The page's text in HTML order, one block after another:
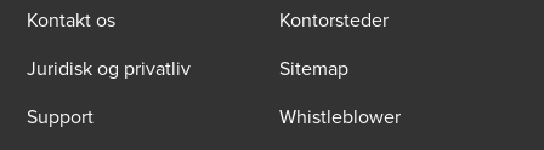
Kontakt os
Kontorsteder
Juridisk og privatliv
Sitemap
Support
Whistleblower